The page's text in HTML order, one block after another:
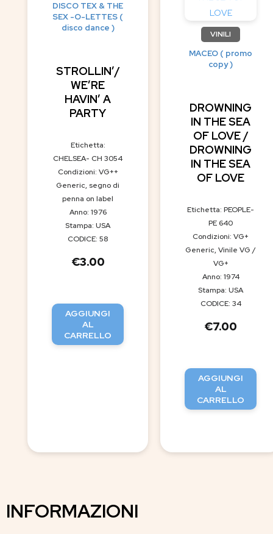
DISCO TEX & THE
SEX -O-LETTES (
disco dance )
STROLLIN’/
WE’RE
HAVIN’ A
PARTY
Etichetta:
CHELSEA- CH 3054
Condizioni: VG++
Generic, segno di
penna on label
Anno: 1976
Stampa: USA
CODICE: 58
€3.00
AGGIUNGI
AL
CARRELLO
VINILI
MACEO ( promo
copy )
DROWNING
IN THE SEA
OF LOVE /
DROWNING
IN THE SEA
OF LOVE
Etichetta: PEOPLE-
PE 640
Condizioni: VG+
Generic, Vinile VG /
VG+
Anno: 1974
Stampa: USA
CODICE: 34
€7.00
AGGIUNGI
AL
CARRELLO
INFORMAZIONI